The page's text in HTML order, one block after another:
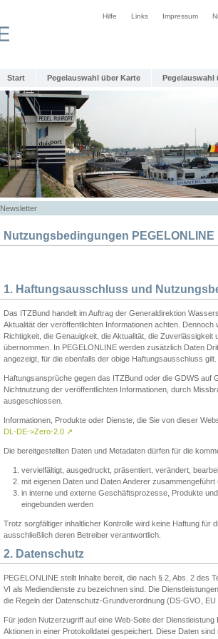
Hilfe Links Impressum
Start Pegelauswahl über Karte Pegelauswahl
Newsletter
Nutzungsbedingungen PEGELONLINE
1. Haftungsausschluss und
Das ITZBund handelt im Auftrag der Generaldirektion
Aktualität der veröffentlichten Informationen achten.
Richtigkeit, die Genauigkeit, die Aktualität, die
übernommen. In PEGELONLINE werden zusätzlich Daten
angezeigt, für die ebenfalls der obige Haftungsausschluss gilt.
Haftungsansprüche gegen das ITZBund oder die GDWS auf
Nichtnutzung der veröffentlichten Informationen, durch
ausgeschlossen.
Informationen, Produkte oder Dienste, die Sie von dieser
DL-DE->Zero-2.0 ↗
Die bereitgestellten Daten und Metadaten dürfen für die
vervielfältigt, ausgedruckt, präsentiert, verändert,
mit eigenen Daten und Daten Anderer
in interne und externe Geschäftsprozesse, Produkte
eingebunden werden
Trotz sorgfältiger inhaltlicher Kontrolle wird keine Haftung für
ausschließlich deren Betreiber verantwortlich.
2. Datenschutz
PEGELONLINE stellt Inhalte bereit, die nach § 2, Abs. 2 des
VI als Mediendienste zu bezeichnen sind. Die
die Regeln der Datenschutz-Grundverordnung (DS-GVO,
Für jeden Nutzerzugriff auf eine Web-Seite der
Aktionen in einer Protokolldatei gespeichert. Diese Daten